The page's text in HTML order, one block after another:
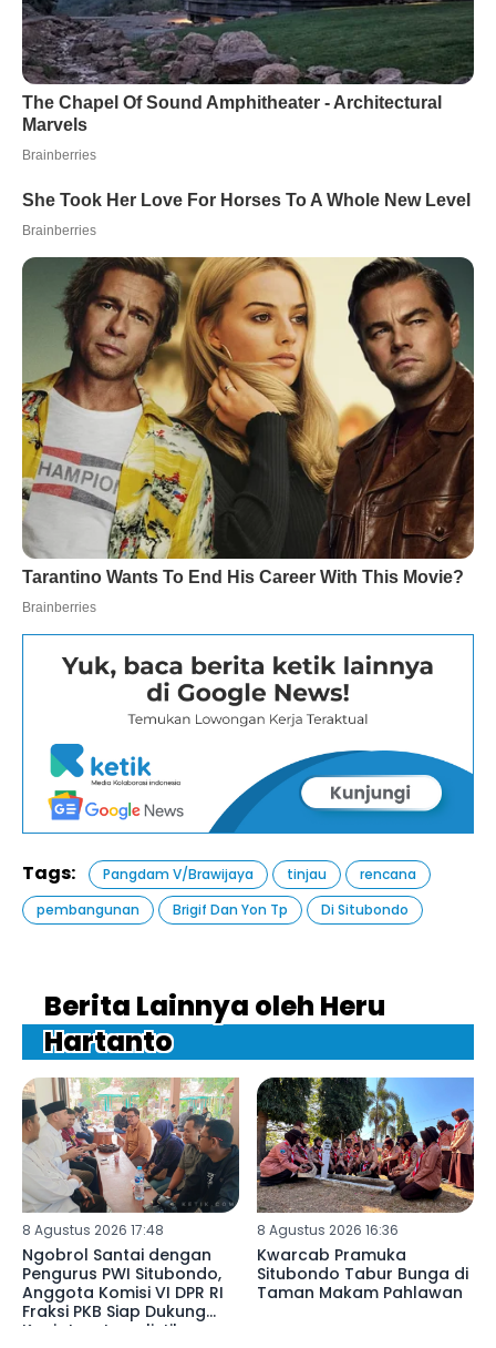
Tags: Pangdam V/Brawijaya tinjau
rencana
pembangunan
Brigif Dan Yon Tp Di Situbondo
Berita Lainnya oleh Heru
Hartanto
8 Agustus 2026 17:48
Ngobrol Santai dengan
Pengurus PWI Situbondo,
Anggota Komisi VI DPR RI
Fraksi PKB Siap Dukung
Kegiatan Jurnalistik
8 Agustus 2026 16:36
Kwarcab Pramuka
Situbondo Tabur Bunga di
Taman Makam Pahlawan